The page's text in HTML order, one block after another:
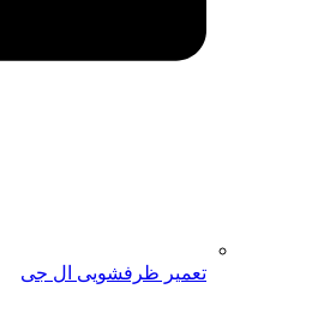
تعمیر ظرفشویی ال جی